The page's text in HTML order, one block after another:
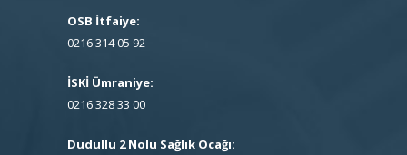
OSB İtfaiye:
0216 314 05 92
İSKİ Ümraniye:
0216 328 33 00
Dudullu 2 Nolu Sağlık Ocağı: